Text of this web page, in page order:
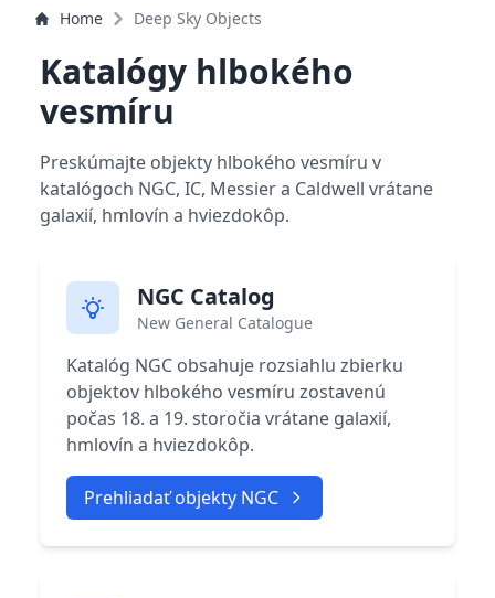
Home Deep Sky Objects
Katalógy hlbokého
vesmíru
Preskúmajte objekty hlbokého vesmíru v
katalógoch NGC, IC, Messier a Caldwell vrátane
galaxií, hmlovín a hviezdokôp.
NGC Catalog
New General Catalogue
Katalóg NGC obsahuje rozsiahlu zbierku
objektov hlbokého vesmíru zostavenú
počas 18. a 19. storočia vrátane galaxií,
hmlovín a hviezdokôp.
Prehliadať objekty NGC